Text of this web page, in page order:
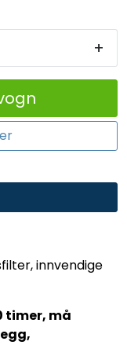
+
innvendige
timer, må